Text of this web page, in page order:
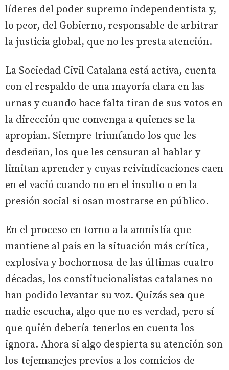
líderes del poder supremo independentista y,
lo peor, del Gobierno, responsable de arbitrar
la justicia global, que no les presta atención.
La Sociedad Civil Catalana está activa, cuenta
con el respaldo de una mayoría clara en las
urnas y cuando hace falta tiran de sus votos en
la dirección que convenga a quienes se la
apropian. Siempre triunfando los que les
desdeñan, los que les censuran al hablar y
limitan aprender y cuyas reivindicaciones caen
en el vació cuando no en el insulto o en la
presión social si osan mostrarse en público.
En el proceso en torno a la amnistía que
mantiene al país en la situación más crítica,
explosiva y bochornosa de las últimas cuatro
décadas, los constitucionalistas catalanes no
han podido levantar su voz. Quizás sea que
nadie escucha, algo que no es verdad, pero sí
que quién debería tenerlos en cuenta los
ignora. Ahora si algo despierta su atención son
los tejemanejes previos a los comicios de